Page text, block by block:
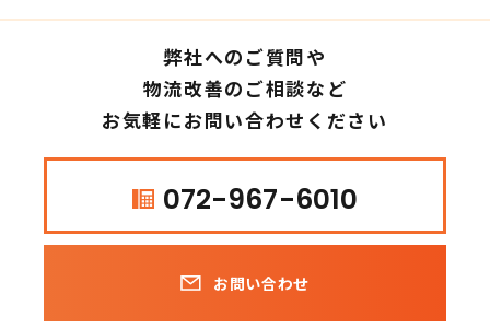
弊社へのご質問や
物流改善のご相談など
お気軽にお問い合わせください
072-967-6010
お問い合わせ